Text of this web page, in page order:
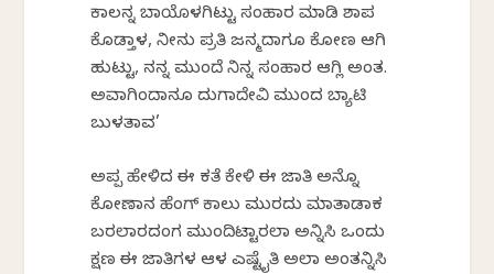
ಕಾಲನ್ನ ಬಾಯೊಳಗಿಟ್ಟು ಸಂಹಾರ ಮಾಡಿ ಶಾಪ
ಕೊಡ್ತಾಳ, ನೀನು ಪ್ರತಿ ಜನ್ಮದಾಗೂ ಕೋಣ ಆಗಿ
ಹುಟ್ಟು, ನನ್ನ ಮುಂದೆ ನಿನ್ನ ಸಂಹಾರ ಆಗ್ಲಿ ಅಂತ.
ಅವಾಗಿಂದಾನೂ ದುರ್ಗಾದೇವಿ ಮುಂದ ಬ್ಯಾಟಿ
ಬುಳತಾವ’
ಅಪ್ಪ ಹೇಳಿದ ಈ ಕತೆ ಕೇಳಿ ಈ ಜಾತಿ ಅನ್ನೊ
ಕೋಣಾನ ಹೆಂಗ್ ಕಾಲು ಮುರದು ಮಾತಾಡಾಕ
ಬರಲಾರದಂಗ ಮುಂದಿಟ್ಟಾರಲಾ ಅನ್ನಿಸಿ ಒಂದು
ಕ್ಷಣ ಈ‌ ಜಾತಿ‌ಗಳ ಆಳ ಎಷ್ಟೈತಿ ಅಲಾ ಅಂತನ್ನಿಸಿ